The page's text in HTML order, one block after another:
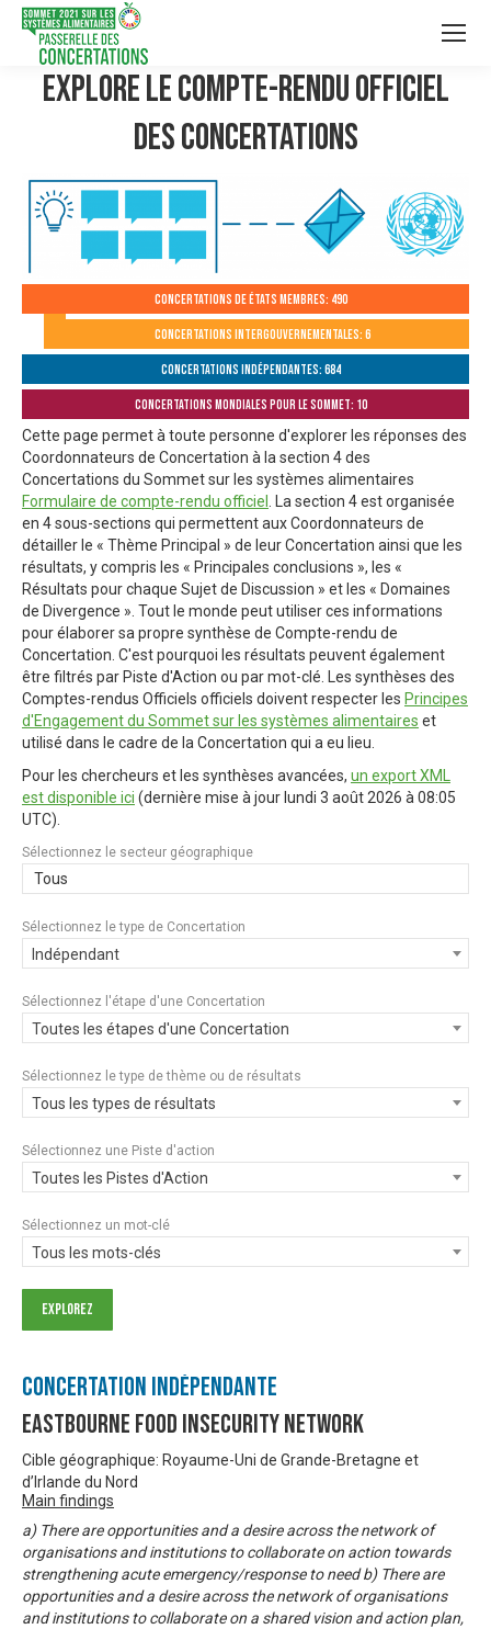
Explore le compte-rendu officiel
des Concertations
Concertations de États membres: 490
Concertations intergouvernementales: 6
Concertations indépendantes: 684
Concertations mondiales pour le Sommet: 10
Cette page permet à toute personne d'explorer les réponses des
Coordonnateurs de Concertation à la section 4 des
Concertations du Sommet sur les systèmes alimentaires
Formulaire de compte-rendu officiel
. La section 4 est organisée
en 4 sous-sections qui permettent aux Coordonnateurs de
détailler le « Thème Principal » de leur Concertation ainsi que les
résultats, y compris les « Principales conclusions », les «
Résultats pour chaque Sujet de Discussion » et les « Domaines
de Divergence ». Tout le monde peut utiliser ces informations
pour élaborer sa propre synthèse de Compte-rendu de
Concertation. C'est pourquoi les résultats peuvent également
être filtrés par Piste d'Action ou par mot-clé. Les synthèses des
Comptes-rendus Officiels officiels doivent respecter les Principes
d'Engagement du Sommet sur les systèmes alimentaires et
utilisé dans le cadre de la Concertation qui a eu lieu.
Pour les chercheurs et les synthèses avancées, un export XML
est disponible ici (dernière mise à jour lundi 3 août 2026 à 08:05
UTC).
Sélectionnez le secteur géographique
Tous
Sélectionnez le type de Concertation
Indépendant
Sélectionnez l'étape d'une Concertation
Toutes les étapes d'une Concertation
Sélectionnez le type de thème ou de résultats
Tous les types de résultats
Sélectionnez une Piste d'action
Toutes les Pistes d'Action
Sélectionnez un mot-clé
Tous les mots-clés
Concertation Indépendante
Eastbourne Food Insecurity Network
Cible géographique: Royaume-Uni de Grande-Bretagne et
d’Irlande du Nord
Main findings
a) There are opportunities and a desire across the network of
organisations and institutions to collaborate on action towards
strengthening acute emergency/response to need b) There are
opportunities and a desire across the network of organisations
and institutions to collaborate on a shared vision and action plan,